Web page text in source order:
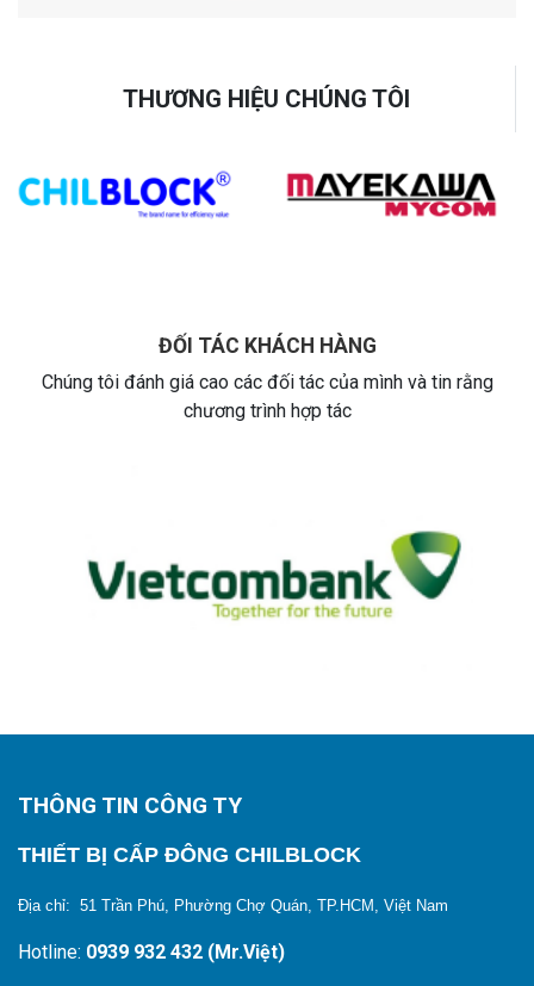
THƯƠNG HIỆU CHÚNG TÔI
ĐỐI TÁC KHÁCH HÀNG
Chúng tôi đánh giá cao các đối tác của mình và tin rằng
chương trình hợp tác
THÔNG TIN CÔNG TY
THIẾT BỊ CẤP ĐÔNG CHILBLOCK
Địa chỉ: 51 Trần Phú, Phường Chợ Quán, TP.HCM, Việt Nam
Hotline: 0939 932 432 (Mr.Việt)